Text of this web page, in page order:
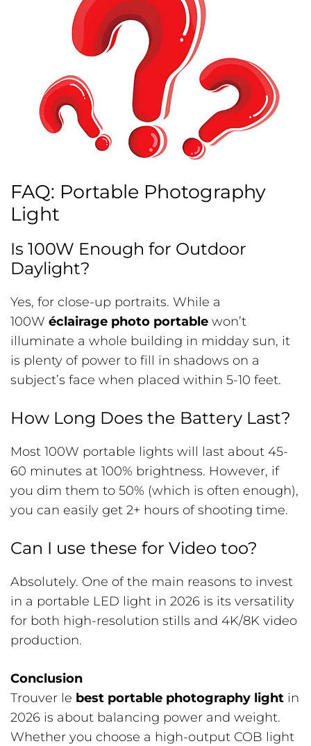
FAQ: Portable Photography
Light
Is 100W Enough for Outdoor
Daylight?
Yes, for close-up portraits. While a
100W éclairage photo portable won’t
illuminate a whole building in midday sun, it
is plenty of power to fill in shadows on a
subject’s face when placed within 5-10 feet.
How Long Does the Battery Last?
Most 100W portable lights will last about 45-
60 minutes at 100% brightness. However, if
you dim them to 50% (which is often enough),
you can easily get 2+ hours of shooting time.
Can I use these for Video too?
Absolutely. One of the main reasons to invest
in a portable LED light in 2026 is its versatility
for both high-resolution stills and 4K/8K video
production.
Conclusion
Trouver le best portable photography light in
2026 is about balancing power and weight.
Whether you choose a high-output COB light